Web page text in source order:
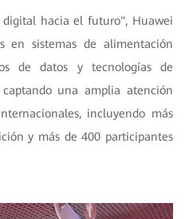
hacia el futuro", Huawei
en sistemas de alimentación
de datos y tecnologías de
una amplia atención
incluyendo más
y más de 400 participantes